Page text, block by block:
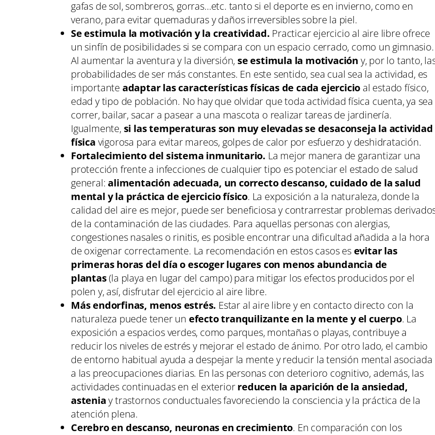
gafas de sol, sombreros, gorras…etc. tanto si el deporte es en invierno, como en
verano, para evitar quemaduras y daños irreversibles sobre la piel.
Se estimula la motivación y la creatividad. Practicar ejercicio al aire libre ofrece
un sinfín de posibilidades si se compara con un espacio cerrado, como un gimnasio.
Al aumentar la aventura y la diversión, se estimula la motivación y, por lo tanto,
probabilidades de ser más constantes. En este sentido, sea cual sea la actividad, es
importante adaptar las características físicas de cada ejercicio al estado físico,
edad y tipo de población. No hay que olvidar que toda actividad física cuenta, ya sea
correr, bailar, sacar a pasear a una mascota o realizar tareas de jardinería.
Igualmente, si las temperaturas son muy elevadas se desaconseja la actividad
física vigorosa para evitar mareos, golpes de calor por esfuerzo y deshidratación.
Fortalecimiento del sistema inmunitario. La mejor manera de garantizar una
protección frente a infecciones de cualquier tipo es potenciar el estado de salud
general: alimentación adecuada, un correcto descanso, cuidado de la salud
mental y la práctica de ejercicio físico. La exposición a la naturaleza, donde la
calidad del aire es mejor, puede ser beneficiosa y contrarrestar problemas
de la contaminación de las ciudades. Para aquellas personas con alergias,
congestiones nasales o rinitis, es posible encontrar una dificultad añadida a la hora
de oxigenar correctamente. La recomendación en estos casos es evitar las
primeras horas del día o escoger lugares con menos abundancia de
plantas(la playa en lugar del campo) para mitigar los efectos producidos por el
polen y, así, disfrutar del ejercicio al aire libre.
Más endorfinas, menos estrés. Estar al aire libre y en contacto directo con la
naturaleza puede tener un efecto tranquilizante en la mente y el cuerpo. La
exposición a espacios verdes, como parques, montañas o playas, contribuye a
reducir los niveles de estrés y mejorar el estado de ánimo. Por otro lado, el cambio
de entorno habitual ayuda a despejar la mente y reducir la tensión mental asociada
a las preocupaciones diarias. En las personas con deterioro cognitivo, además, las
actividades continuadas en el exteriorreducen la aparición de la ansiedad,
asteniay trastornos conductuales favoreciendo la consciencia y la práctica de la
atención plena.
Cerebro en descanso, neuronas en crecimiento. En comparación con los